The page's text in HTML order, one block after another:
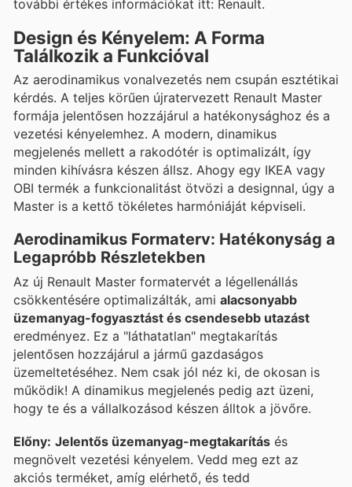
további értékes információkat itt: Renault.
Design és Kényelem: A Forma
Találkozik a Funkcióval
Az aerodinamikus vonalvezetés nem csupán esztétikai
kérdés. A teljes körűen újratervezett Renault Master
formája jelentősen hozzájárul a hatékonysághoz és a
vezetési kényelemhez. A modern, dinamikus
megjelenés mellett a rakodótér is optimalizált, így
minden kihívásra készen állsz. Ahogy egy IKEA vagy
OBI termék a funkcionalitást ötvözi a designnal, úgy a
Master is a kettő tökéletes harmóniáját képviseli.
Aerodinamikus Formaterv: Hatékonyság a
Legapróbb Részletekben
Az új Renault Master formatervét a légellenállás
csökkentésére optimalizálták, ami alacsonyabb
üzemanyag-fogyasztást és csendesebb utazást
eredményez. Ez a "láthatatlan" megtakarítás
jelentősen hozzájárul a jármű gazdaságos
üzemeltetéséhez. Nem csak jól néz ki, de okosan is
működik! A dinamikus megjelenés pedig azt üzeni,
hogy te és a vállalkozásod készen álltok a jövőre.
Előny: Jelentős üzemanyag-megtakarítás és
megnövelt vezetési kényelem. Vedd meg ezt az
akciós terméket, amíg elérhető, és tedd